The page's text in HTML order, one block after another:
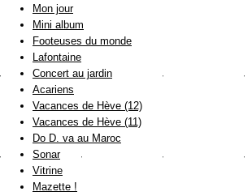
Mon jour
Mini album
Footeuses du monde
Lafontaine
Concert au jardin
Acariens
Vacances de Hève (12)
Vacances de Hève (11)
Do D. va au Maroc
Sonar
Vitrine
Mazette !